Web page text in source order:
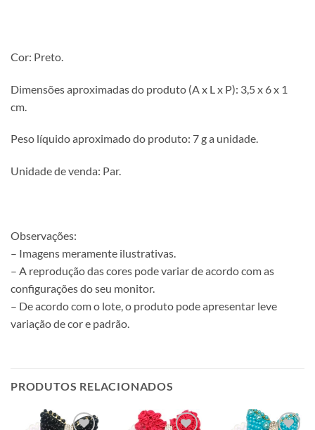
Cor: Preto.
Dimensões aproximadas do produto (A x L x P): 3,5 x 6 x 1
cm.
Peso líquido aproximado do produto: 7 g a unidade.
Unidade de venda: Par.
Observações:
– Imagens meramente ilustrativas.
– A reprodução das cores pode variar de acordo com as
configurações do seu monitor.
– De acordo com o lote, o produto pode apresentar leve
variação de cor e padrão.
PRODUTOS RELACIONADOS